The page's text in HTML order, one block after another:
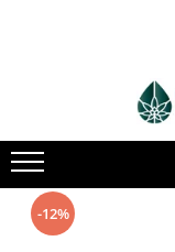
Capsule CBD
Ulei Ozonat cu CBD
CBD Animale
Pasta CBD
-12%